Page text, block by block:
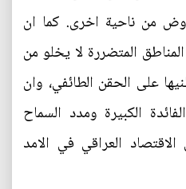
من ناحية اخرى. كما ان
المتضررة لا يخلو من
على الحقن الطائفي، وان
الكبيرة ومدد السماح
العراقي في الامد